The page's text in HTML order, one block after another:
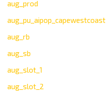
aug_prod
aug_pu_aipop_capewestcoast
aug_rb
aug_sb
aug_slot_1
aug_slot_2